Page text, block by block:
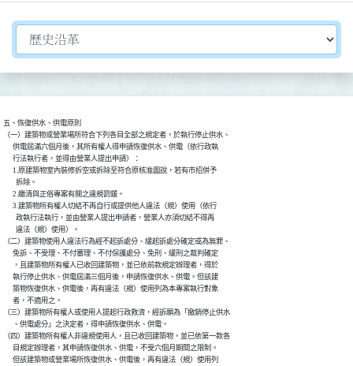
切換選擇法規資訊內容
五、恢復供水、供電原則
（一）建築物或營業場所符合下列各目全部之規定者，於執行停止供水、
      供電屆滿六個月後，其所有權人得申請恢復供水、供電（依行政執
      行法執行者，並得由營業人提出申請）：
      1.原建築物室內裝修拆空或拆除至符合原核准圖說，若有市招併予
        拆除。
      2.繳清與正俗專案有關之違規罰鍰。
      3.建築物所有權人切結不再自行或提供他人違法（規）使用（依行
        政執行法執行，並由營業人提出申請者，營業人亦須切結不得再
        違法（規）使用）。
（二）建築物使用人違法行為經不起訴處分、緩起訴處分確定或為無罪、
      免訴、不受理、不付審理、不付保護處分、免刑、緩刑之裁判確定
      ，且建築物所有權人已收回建築物，並已依前款規定辦理者，得於
      執行停止供水、供電屆滿三個月後，申請恢復供水、供電。但該建
      築物恢復供水、供電後，再有違法（規）使用列為本專案執行對象
      者，不適用之。
（三）建築物所有權人或使用人提起行政救濟，經訴願為「撤銷停止供水
      、供電處分」之決定者，得申請恢復供水、供電。
（四）建築物所有權人非違規使用人，且已收回建築物，並已依第一款各
      目規定辦理者，其申請恢復供水、供電，不受六個月期間之限制。
      但該建築物或營業場所恢復供水、供電後，再有違法（規）使用列